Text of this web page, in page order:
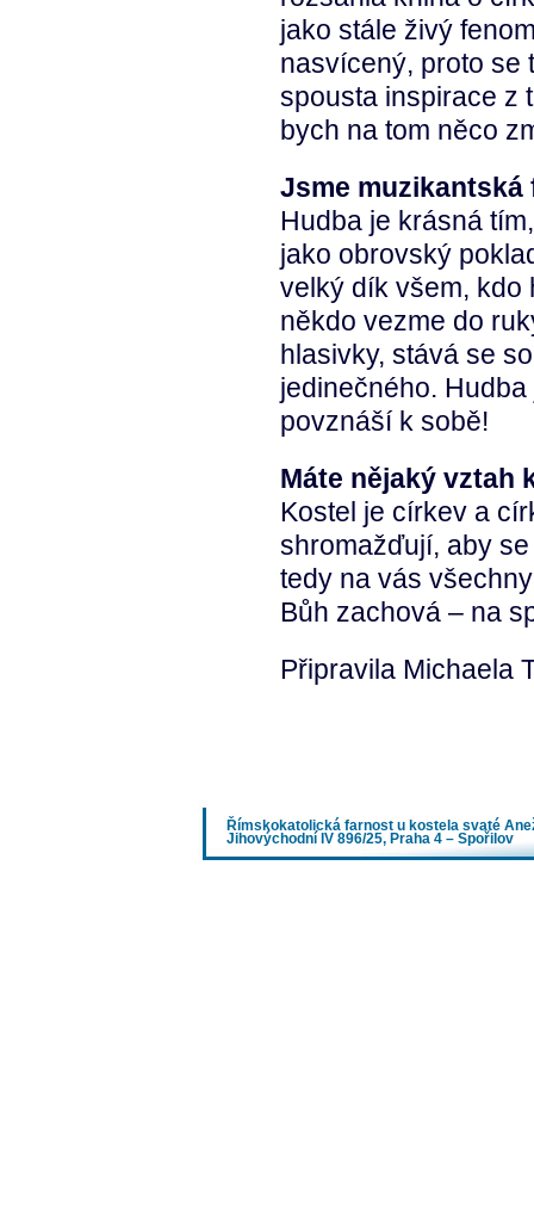
jako stále živý
nasvícený, proto se
spousta inspirace z
bych na tom něco
Jsme muzikantská
Hudba je krásná
jako obrovský
velký dík všem, kdo
někdo vezme do
hlasivky, stává se
jedinečného.
povznáší k sobě!
Máte nějaký vztah
Kostel je církev a
shromažďují, aby
tedy na vás
Bůh zachová – na
Připravila Michaela
Římskokatolická farnost u kostela svaté
Jihovýchodní IV 896/25, Praha 4 – Spořilov